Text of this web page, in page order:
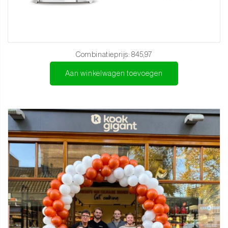
keukenmachineniet alleen een nuttige toevoeging aan de keuken,
Handwas met zachte zeep en een vochtige doek om het
oppervlak te beschermen.
om de functionaliteit te waarborgen.
Bewaar de keukenmachine op een droge plek voor een lange
levensduur.
Ben je klaar om jouw keuken te upgraden met Italiaans
vakmanschap? Bestel nu de Smeg Keukenmachine wit en geniet
van de perfecte balans tussen elegantie en prestaties.
Combinatieprijs:845,97
Aan winkelwagen toevoegen